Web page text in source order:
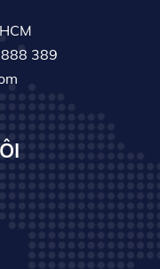
389